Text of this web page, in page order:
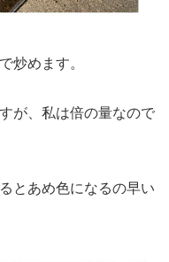
炒めます。
が、私は倍の量なので
とあめ色になるの早い